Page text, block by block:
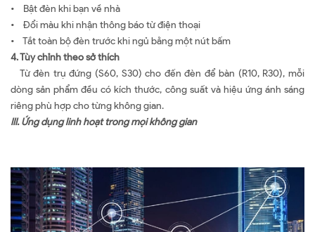
• Bật đèn khi bạn về nhà
• Đổi màu khi nhận thông báo từ điện thoại
• Tắt toàn bộ đèn trước khi ngủ bằng một nút bấm
4. Tùy chỉnh theo sở thích
Từ đèn trụ đứng (S60, S30) cho đến đèn để bàn (R10, R30), mỗi
dòng sản phẩm đều có kích thước, công suất và hiệu ứng ánh sáng
riêng phù hợp cho từng không gian.
III.Ứng dụnglinh hoạt trong mọi không gian